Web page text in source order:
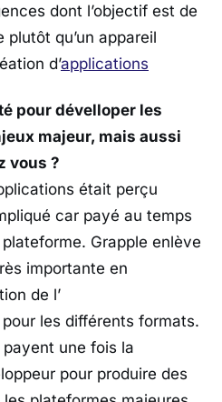
dont l’objectif est de
qu’un appareil
d’applications
pour dévelloper les
majeur, mais aussi
vous ?
était perçu
car payé au temps
Grapple enlève
importante en
de l’
les différents formats.
une fois la
pour produire des